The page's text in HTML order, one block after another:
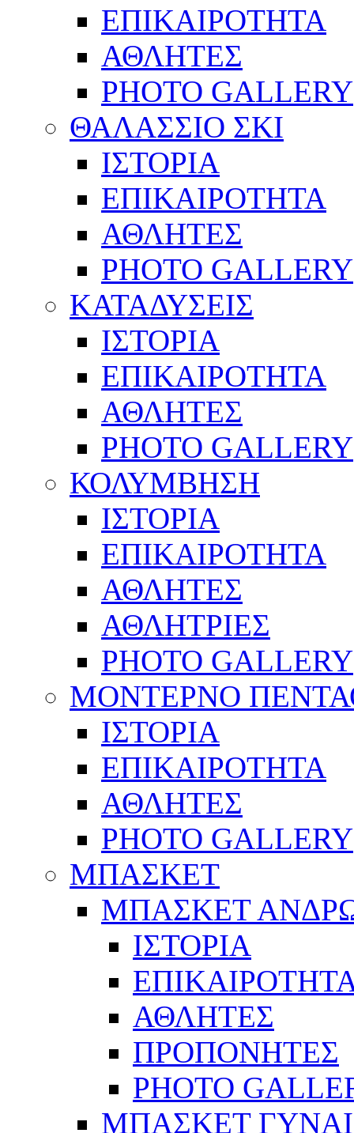
ΕΠΙΚΑΙΡΟΤΗΤΑ
ΑΘΛΗΤΕΣ
PHOTO GALLERY
ΘΑΛΑΣΣΙΟ ΣΚΙ
ΙΣΤΟΡΙΑ
ΕΠΙΚΑΙΡΟΤΗΤΑ
ΑΘΛΗΤΕΣ
PHOTO GALLERY
ΚΑΤΑΔΥΣΕΙΣ
ΙΣΤΟΡΙΑ
ΕΠΙΚΑΙΡΟΤΗΤΑ
ΑΘΛΗΤΕΣ
PHOTO GALLERY
ΚΟΛΥΜΒΗΣΗ
ΙΣΤΟΡΙΑ
ΕΠΙΚΑΙΡΟΤΗΤΑ
ΑΘΛΗΤΕΣ
ΑΘΛΗΤΡΙΕΣ
PHOTO GALLERY
ΜΟΝΤΕΡΝΟ
ΙΣΤΟΡΙΑ
ΕΠΙΚΑΙΡΟΤΗΤΑ
ΑΘΛΗΤΕΣ
PHOTO GALLERY
ΜΠΑΣΚΕΤ
ΜΠΑΣΚΕΤ
ΙΣΤΟΡΙΑ
ΑΘΛΗΤΕΣ
ΠΡΟΠΟΝΗΤΕΣ
PHOTO
ΜΠΑΣΚΕΤ